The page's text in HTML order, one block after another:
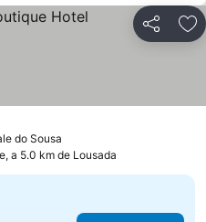
Partilhar
do Sousa
a 5.0 km de Lousada